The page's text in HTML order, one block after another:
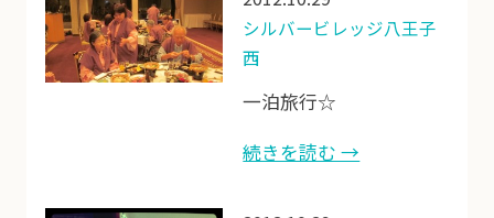
シルバービレッジ八王子
西
一泊旅行☆
続きを読む →